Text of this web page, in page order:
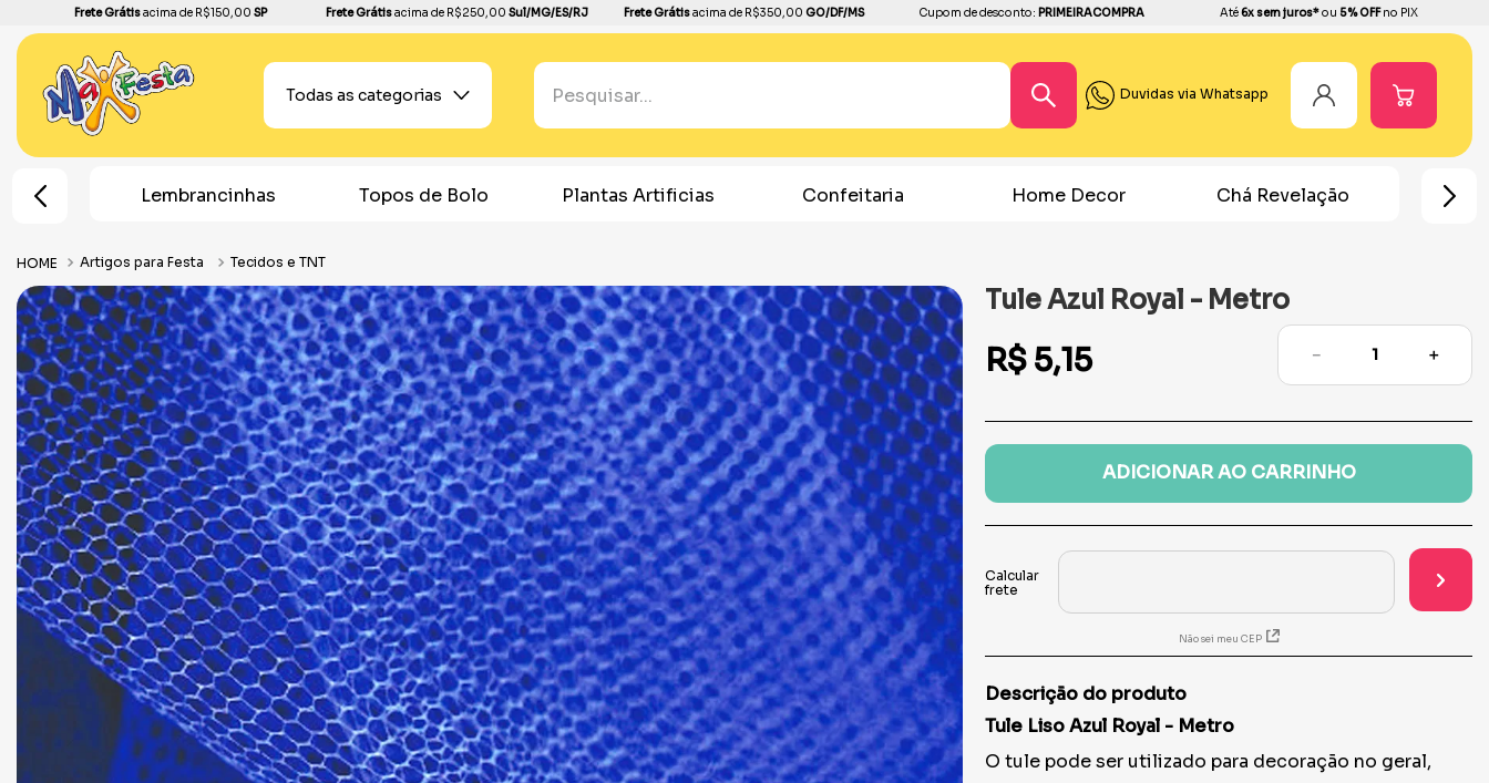
Frete Grátisacima de R$150,00 SP Frete Grátisacima de R$250,00Sul/MG/ES/RJ Frete Grátisacima de R$350,00GO/DF/MS Cupom de desconto:PRIMEIRACOMPRA Até6x sem juros*ou 5% OFFno PIX
Todas as categorias
Pesquisar...
TERMOS MAIS BUSCADOS
boleira
4º
copo papel
5º
festa neon
6º
dourado
7º
dinossauro
8º
peruca
9º
pirulito
10º toalha
Duvidas via Whatsapp
Topos de Bolo Plantas Artificias Confeitaria Home Decor Chá Revelação Festa Homem Aranha
Artigos para Festa Tecidos e TNT
Tule Azul Royal - Metro
R$ 5,15 ＋
－
ADICIONAR AO CARRINHO
Não sei meu CEP
Descrição do produto
Tule Liso Azul Royal - Metro
O tule pode ser utilizado para decoração no geral,